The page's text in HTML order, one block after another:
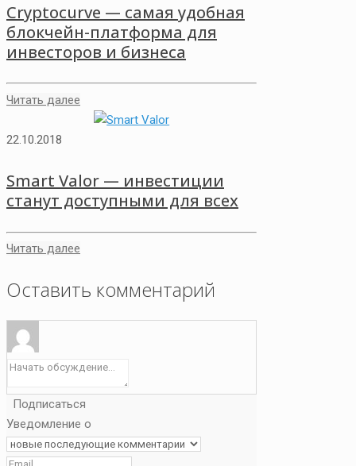
Cryptocurve — самая удобная
блокчейн-платформа для
инвесторов и бизнеса
Читать далее
22.10.2018
Smart Valor — инвестиции
станут доступными для всех
Читать далее
Оставить комментарий
Подписаться
Уведомление о